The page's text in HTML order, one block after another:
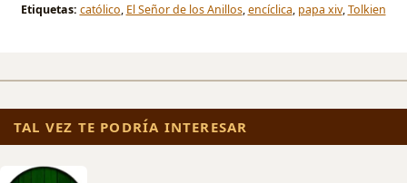
Etiquetas: católico, El Señor de los Anillos,encíclica, papa xiv,Tolkien
TAL VEZ TE PODRÍA INTERESAR